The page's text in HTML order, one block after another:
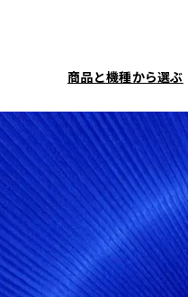
商品と機種から選ぶ